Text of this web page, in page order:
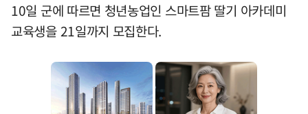
10일 군에 따르면 청년농업인 스마트팜 딸기 아카데미
교육생을 21일까지 모집한다.